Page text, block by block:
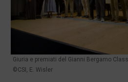
Giuria e premiati del Gianni Bergamo
©CSI, E. Wisler